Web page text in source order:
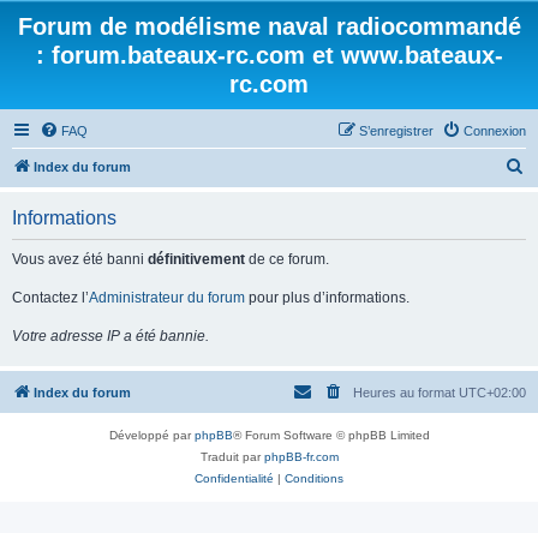
Forum de modélisme naval radiocommandé
: forum.bateaux-rc.com et www.bateaux-
rc.com
FAQ Connexion
S’enregistrer
Index du forum
e
Informations
Vous avez été banni définitivement de ce forum.
Contactez l’Administrateur du forum pour plus d’informations.
Votre adresse IP a été bannie.
Index du forum Heures au format UTC+02:00
Développé parphpBB® Forum Software © phpBB Limited
Traduit parphpBB-fr.com
Confidentialité | Conditions